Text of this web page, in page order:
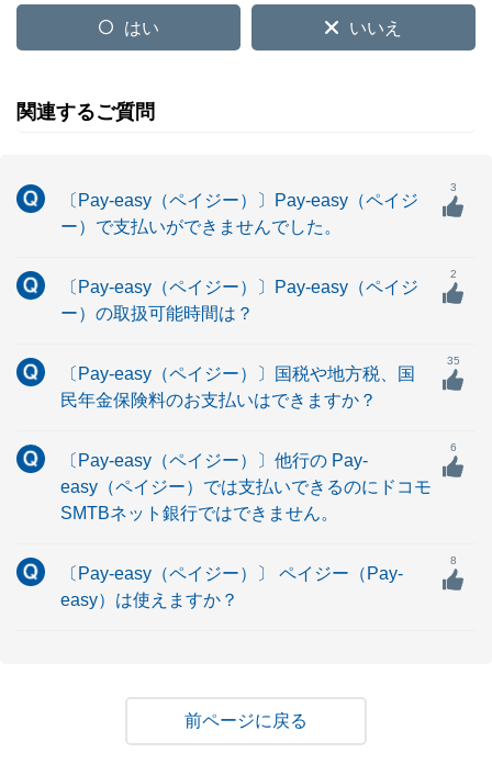
はい いいえ
関連するご質問
〔Pay-easy（ペイジー）〕Pay-easy（ペイジ
ー）で支払いができませんでした。
3
〔Pay-easy（ペイジー）〕Pay-easy（ペイジ
ー）の取扱可能時間は？
2
〔Pay-easy（ペイジー）〕国税や地方税、国
民年金保険料のお支払いはできますか？
35
〔Pay-easy（ペイジー）〕他行の Pay-
easy（ペイジー）では支払いできるのにドコモ
SMTBネット銀行ではできません。
6
〔Pay-easy（ペイジー）〕 ペイジー（Pay-
easy）は使えますか？
8
戻る